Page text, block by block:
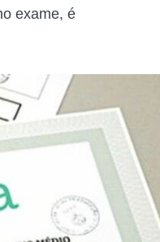
exame, é